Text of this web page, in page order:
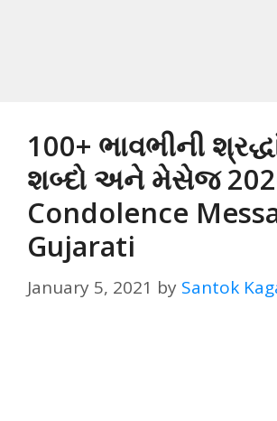
100+ ભાવભીની
શબ્દો અને મેસેજ
Condolence
Gujarati
January 5, 2021 by Santok